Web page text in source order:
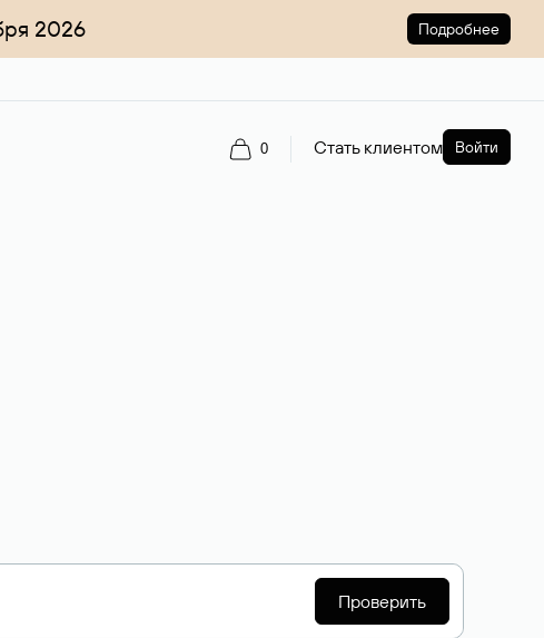
2026 Подробнее
0 Стать клиентом Войти
Проверить